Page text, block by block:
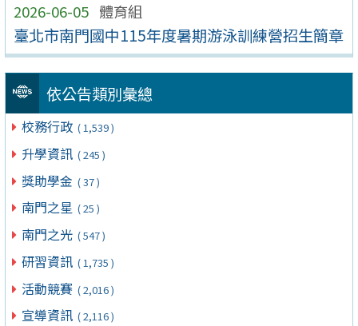
2026-06-05 體育組
臺北市南門國中115年度暑期游泳訓練營招生簡章
依公告類別彙總
校務行政 ( 1,539 )
升學資訊 ( 245 )
獎助學金 ( 37 )
南門之星 ( 25 )
南門之光 ( 547 )
研習資訊 ( 1,735 )
活動競賽 ( 2,016 )
宣導資訊 ( 2,116 )